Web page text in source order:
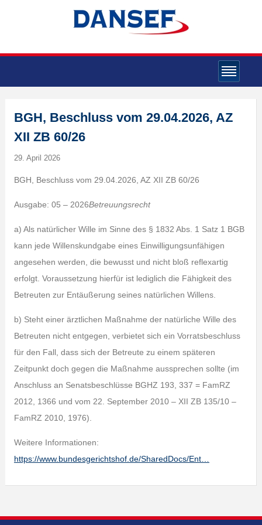
BGH, Beschluss vom 29.04.2026, AZ
XII ZB 60/26
29. April 2026
BGH, Beschluss vom 29.04.2026, AZ XII ZB 60/26
Ausgabe: 05 – 2026Betreuungsrecht
a) Als natürlicher Wille im Sinne des § 1832 Abs. 1 Satz 1 BGB
kann jede Willenskundgabe eines Einwilligungsunfähigen
angesehen werden, die bewusst und nicht bloß reflexartig
erfolgt. Voraussetzung hierfür ist lediglich die Fähigkeit des
Betreuten zur Entäußerung seines natürlichen Willens.
b) Steht einer ärztlichen Maßnahme der natürliche Wille des
Betreuten nicht entgegen, verbietet sich ein Vorratsbeschluss
für den Fall, dass sich der Betreute zu einem späteren
Zeitpunkt doch gegen die Maßnahme aussprechen sollte (im
Anschluss an Senatsbeschlüsse BGHZ 193, 337 = FamRZ
2012, 1366 und vom 22. September 2010 – XII ZB 135/10 –
FamRZ 2010, 1976).
Weitere Informationen:
https://www.bundesgerichtshof.de/SharedDocs/Ent…